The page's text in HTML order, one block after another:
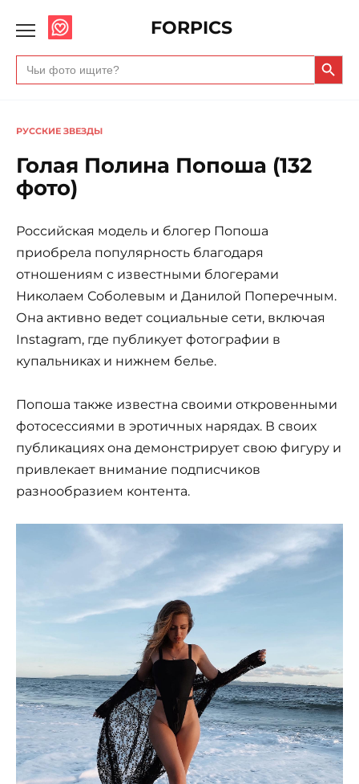
FORPICS
Search
for:
Search Button
РУССКИЕ ЗВЕЗДЫ
Голая Полина Попоша (132
фото)
Российская модель и блогер Попоша
приобрела популярность благодаря
отношениям с известными блогерами
Николаем Соболевым и Данилой Поперечным.
Она активно ведет социальные сети, включая
Instagram, где публикует фотографии в
купальниках и нижнем белье.
Попоша также известна своими откровенными
фотосессиями в эротичных нарядах. В своих
публикациях она демонстрирует свою фигуру и
привлекает внимание подписчиков
разнообразием контента.